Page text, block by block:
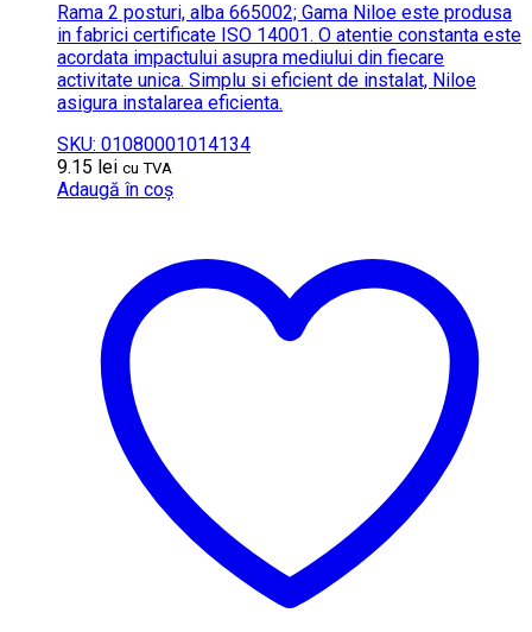
Rama 2 posturi, alba 665002; Gama Niloe este produsa
in fabrici certificate ISO 14001. O atentie constanta este
acordata impactului asupra mediului din fiecare
activitate unica. Simplu si eficient de instalat, Niloe
asigura instalarea eficienta.
SKU: 01080001014134
9.15 lei cu TVA
Adaugă în coș